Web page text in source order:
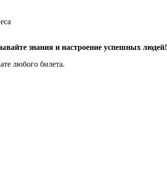
знания и настроение успешных людей!
любого билета.